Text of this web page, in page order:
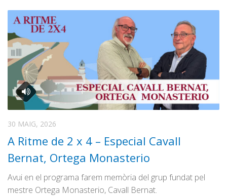
30 MAIG, 2026
A Ritme de 2 x 4 – Especial Cavall
Bernat, Ortega Monasterio
Avui en el programa farem memòria del grup fundat pel
mestre Ortega Monasterio, Cavall Bernat.